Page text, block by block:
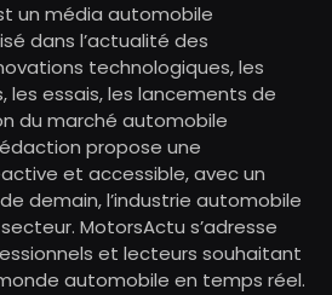
un média automobile
dans l’actualité des
technologiques, les
les essais, les lancements de
du marché automobile
propose une
et accessible, avec un
demain, l’industrie automobile
MotorsActu s’adresse
et lecteurs souhaitant
automobile en temps réel.